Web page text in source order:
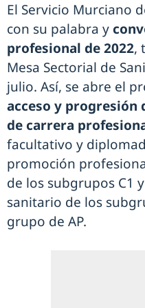
El Servicio Murciano
con su palabra y
profesional de 2022,
Mesa Sectorial de
julio. Así, se abre el
acceso y progresión
de carrera
facultativo y
promoción
de los subgrupos C1
sanitario de los
grupo de AP.